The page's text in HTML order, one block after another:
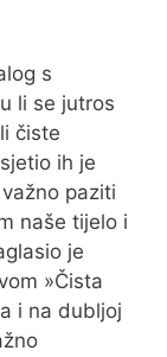
s
li se jutros
čiste
ih je
paziti
naše tijelo i
je
»Čista
i na dubljoj